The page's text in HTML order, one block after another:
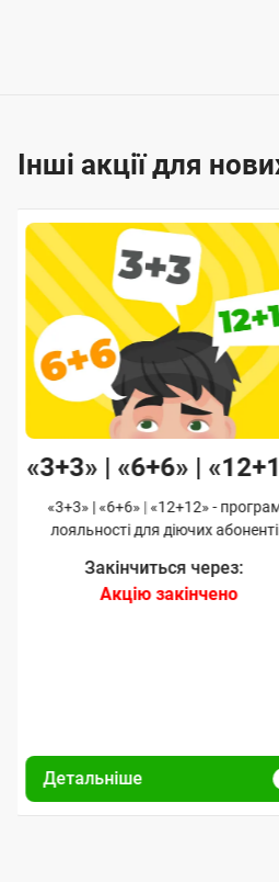
Інші акції для
«3+3» | «6+6» |
«3+3» | «6+6» | «12+12» -
лояльності для діючих
Закінчиться через:
Акцію закінчено
Детальніше